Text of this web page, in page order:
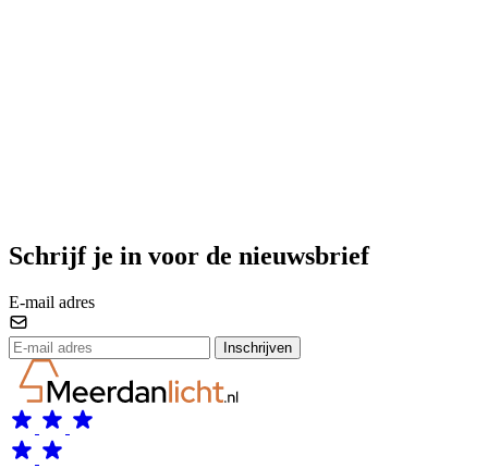
Schrijf je in voor de nieuwsbrief
E-mail adres
Inschrijven